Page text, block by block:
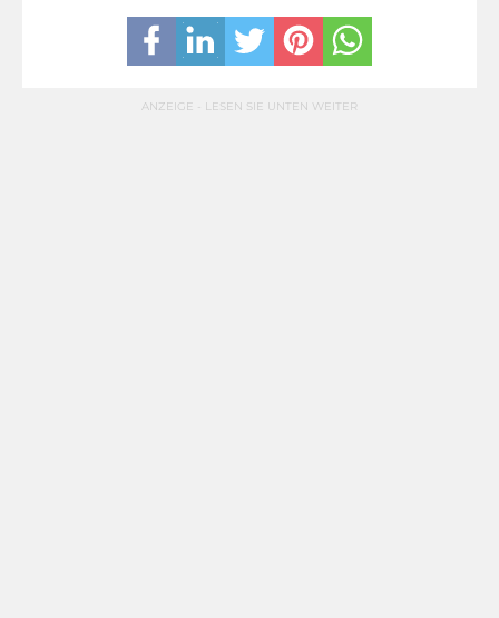
ANZEIGE - LESEN SIE UNTEN WEITER